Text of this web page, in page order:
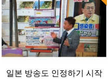
일본 방송도 인정하기 시작